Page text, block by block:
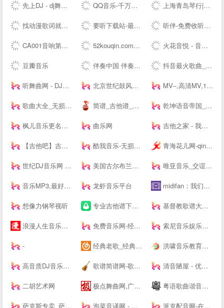
先上DJ - dj舞曲|dj歌曲串烧|dj慢摇舞曲|劲爆dj|车载dj QQ音乐-千万正版音乐海量无损曲库新歌热歌天天畅听的高品质音乐平台！ 上海青岛琴行|钢琴品牌|买钢琴|学钢琴|钢琴价格|小小莫扎特钢琴城培训--
找动漫歌词就到 - 每日动漫歌词网 要听下载站-最新手机游戏软件下载平台 听伴-免费收听小说相声儿歌笑话段子,网络收音机|在线收听平台！
CA001音响第一网 _ 音频视频灯光信息平台 - Powered by CA001.COM 52kouqin.com到期，请续费 火花音悦 - 音乐版权服务平台，正版音乐好听不贵
豆瓣音乐 伴奏中国 伴奏网 -- 【其他均为假冒网站 将追究法律责任】 抖音最火歌曲_好听的歌曲 - 我要歌词网
听舞曲网 - DJ舞曲,MP4,MP3免费下载,流行音乐,抖音热门歌曲,网络热门歌曲 北京世纪鼓风打击乐器中心-打击乐鼓风 MV--,高清MV,1080PMV,高清MP4,MV下载,可可MV
歌曲大全_无损音乐下载_MP3歌曲免费下载 - 求歌网 简谱_吉他谱_简谱歌谱大全_钢琴谱_歌谱曲谱大全 - 爱曲谱网 乾坤语音帝国_MP3音乐免费试听下载网站
枫儿音乐更名为枫儿乐谱网提供各种简谱，歌谱，五线谱，吉他谱 曲乐网 吉他之家 - 我的吉他谱,我的吉他网站!
【吉他吧】吉他谱大全_吉他弹唱视频教学 酷我音乐-无损音质正版在线试听网站 青海花儿网-qinghaihuaer.com.cn
世纪DJ音乐网 - 无损高品质DJ舞曲分享,音质最好的DJ免费下载网站 美国古尔布兰森GULBRANSEN-百年高端品牌钢琴-（中国）-- 唯亚音乐_交谊舞曲_舞厅舞曲大全_夜场交谊舞曲
音乐MP3,最好听的歌曲,流行音乐网 - YYMP3音乐网 龙虾音乐平台 midifan：我们关注电脑音乐
想像力钢琴视听 专业吉他谱下载平台 - 吉他世界 基督教歌谱大全-分享基督教赞美诗歌简谱，五线谱，和弦谱，歌词的最佳网站!
浪漫人生音乐网,www.dj191.com,车载音乐,慢摇中文,武汉dj193,最新好听的dj,音乐串烧,Dj视频下载,免费下载 免费音乐网-经典歌曲大全、无损MP3歌曲免费下载 索尼音乐娱乐中国 | Sony Music Entertainment China
- 经典老歌_经典老歌大全_经典老歌100首怀旧连播 洪啸音乐教育工作站 - 音乐教师的网络家园 - Powered by Discuz!
高音质DJ音乐盒2020---320kbps高清DJ播放器 dj音乐盒2016 歌谱简谱网-歌谱网_搜谱网_中国歌谱网简谱大全 清音陋屋 - 优美纯音乐精美散文分享网站
二胡艺术网 极点舞曲网,广场舞,中国好舞蹈,鬼步舞,交谊舞曲,交谊舞曲网站,交谊舞曲免费下载,dj舞曲免费下载,dj舞曲下载,舞曲大全,劲爆dj舞曲,好听的dj舞曲 粤语歌曲谐音网-粤语歌词谐音网
萨克斯专卖_萨克斯价格_进口萨克斯_萨克斯厂家-台湾Sertur/萨尔特萨克斯【官网】 泡菜音译网 - 韩语歌词音译,谐音歌词,韩剧ost音译分享平台 派克配音网-在线配音网站_广告宣传片配音_动画游戏配音公司